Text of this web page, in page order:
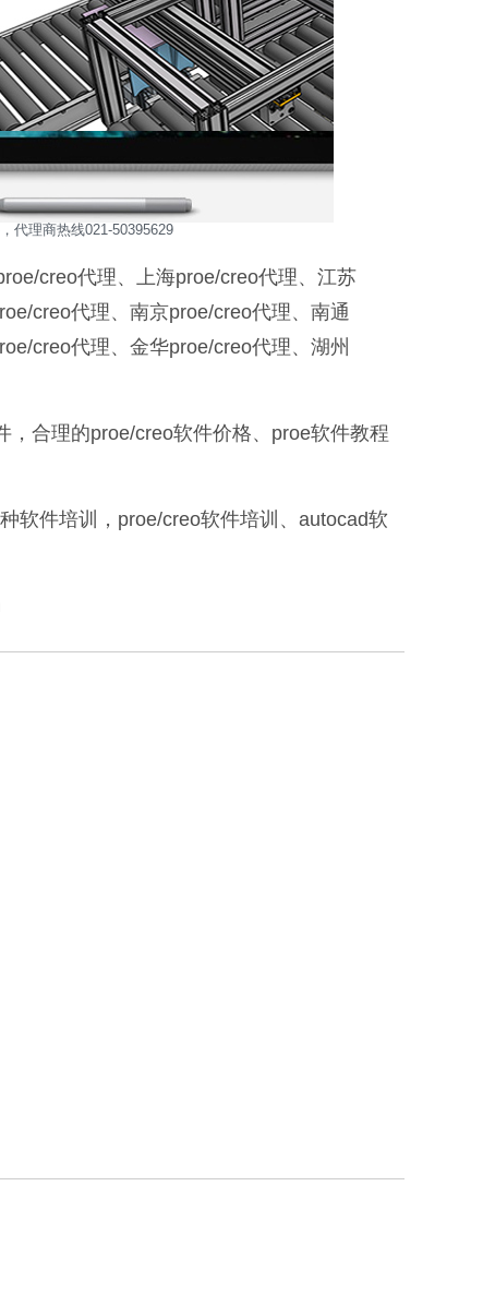
代理商热线021-50395629
creo代理、上海proe/creo代理、江苏
creo代理、南京proe/creo代理、南通
creo代理、金华proe/creo代理、湖州
，合理的proe/creo软件价格、proe软件教程
软件培训，proe/creo软件培训、autocad软